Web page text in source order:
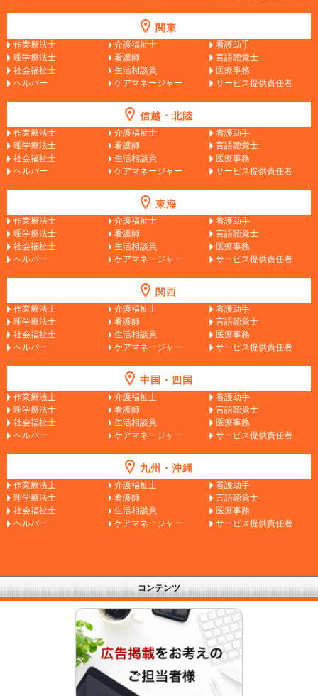
関東
作業療法士 介護福祉士
看護助手
理学療法士
看護師
言語聴覚士
社会福祉士
生活相談員
医療事務
ヘルパー
ケアマネージャー サービス提供責任者
信越・北陸
作業療法士 介護福祉士
看護助手
理学療法士
看護師
言語聴覚士
社会福祉士
生活相談員
医療事務
ヘルパー
ケアマネージャー サービス提供責任者
東海
作業療法士 介護福祉士
看護助手
理学療法士
看護師
言語聴覚士
社会福祉士
生活相談員
医療事務
ヘルパー
ケアマネージャー サービス提供責任者
関西
作業療法士 介護福祉士
看護助手
理学療法士
看護師
言語聴覚士
社会福祉士
生活相談員
医療事務
ヘルパー
ケアマネージャー サービス提供責任者
中国・四国
作業療法士 介護福祉士
看護助手
理学療法士
看護師
言語聴覚士
社会福祉士
生活相談員
医療事務
ヘルパー
ケアマネージャー サービス提供責任者
九州・沖縄
作業療法士 介護福祉士
看護助手
理学療法士
看護師
言語聴覚士
社会福祉士
生活相談員
医療事務
ヘルパー
ケアマネージャー サービス提供責任者
コンテンツ